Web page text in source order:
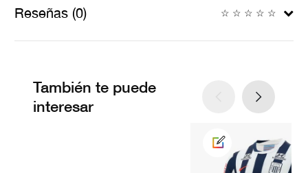
Reseñas (0) ☆ ☆ ☆ ☆ ☆
También te puede
interesar